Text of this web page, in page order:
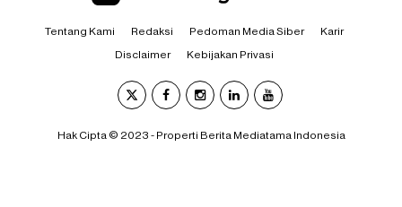
Tentang Kami Redaksi Pedoman Media Siber Karir
Disclaimer Kebijakan Privasi
Hak Cipta © 2023 - Properti Berita Mediatama Indonesia